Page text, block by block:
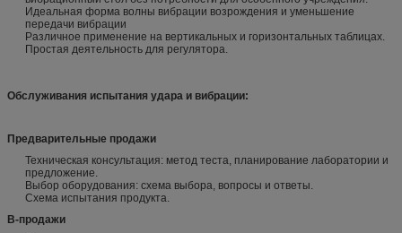
Идеальная форма волны вибрации возрождения и уменьшение
передачи вибрации
Различное применение на вертикальных и горизонтальных таблицах.
Простая деятельность для регулятора.
Обслуживания испытания удара и вибрации:
Предварительные продажи
Техническая консультация: метод теста, планирование лаборатории и
предложение.
Выбор оборудования: схема выбора, вопросы и ответы.
Схема испытания продукта.
В-продажи